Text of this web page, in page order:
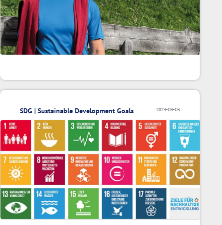
2023-03-03
SDG | Sustainable Development Goals